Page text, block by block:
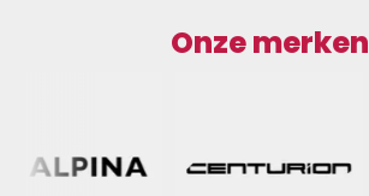
Onze merken